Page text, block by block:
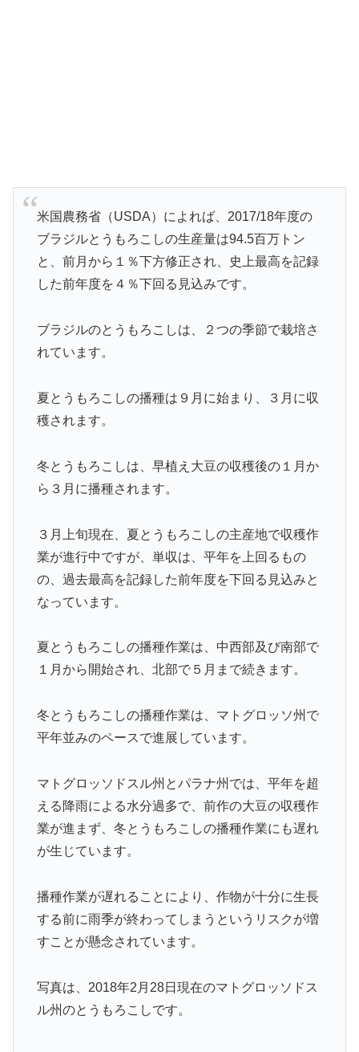
米国農務省（USDA）によれば、2017/18年度の
ブラジルとうもろこしの生産量は94.5百万トン
と、前月から１％下方修正され、史上最高を記録
した前年度を４％下回る見込みです。
ブラジルのとうもろこしは、２つの季節で栽培さ
れています。
夏とうもろこしの播種は９月に始まり、３月に収
穫されます。
冬とうもろこしは、早植え大豆の収穫後の１月か
ら３月に播種されます。
３月上旬現在、夏とうもろこしの主産地で収穫作
業が進行中ですが、単収は、平年を上回るもの
の、過去最高を記録した前年度を下回る見込みと
なっています。
夏とうもろこしの播種作業は、中西部及び南部で
１月から開始され、北部で５月まで続きます。
冬とうもろこしの播種作業は、マトグロッソ州で
平年並みのペースで進展しています。
マトグロッソドスル州とパラナ州では、平年を超
える降雨による水分過多で、前作の大豆の収穫作
業が進まず、冬とうもろこしの播種作業にも遅れ
が生じています。
播種作業が遅れることにより、作物が十分に生長
する前に雨季が終わってしまうというリスクが増
すことが懸念されています。
写真は、2018年2月28日現在のマトグロッソドス
ル州のとうもろこしです。